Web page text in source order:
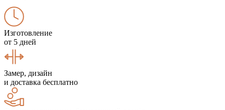
Изготовление
от 5 дней
Замер, дизайн
и доставка бесплатно